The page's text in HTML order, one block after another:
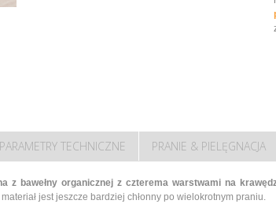
PARAMETRY TECHNICZNE PRANIE & PIELĘGNACJA
z bawełny organicznej z czterema warstwami na
jest jeszcze bardziej chłonny po wielokrotnym praniu.